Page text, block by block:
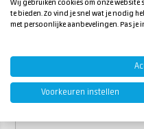
Wij gebruiken cookies om onze website
te bieden. Zo vind je snel wat je nodig
met persoonlijke aanbevelingen. Pas je
Voorkeuren instellen